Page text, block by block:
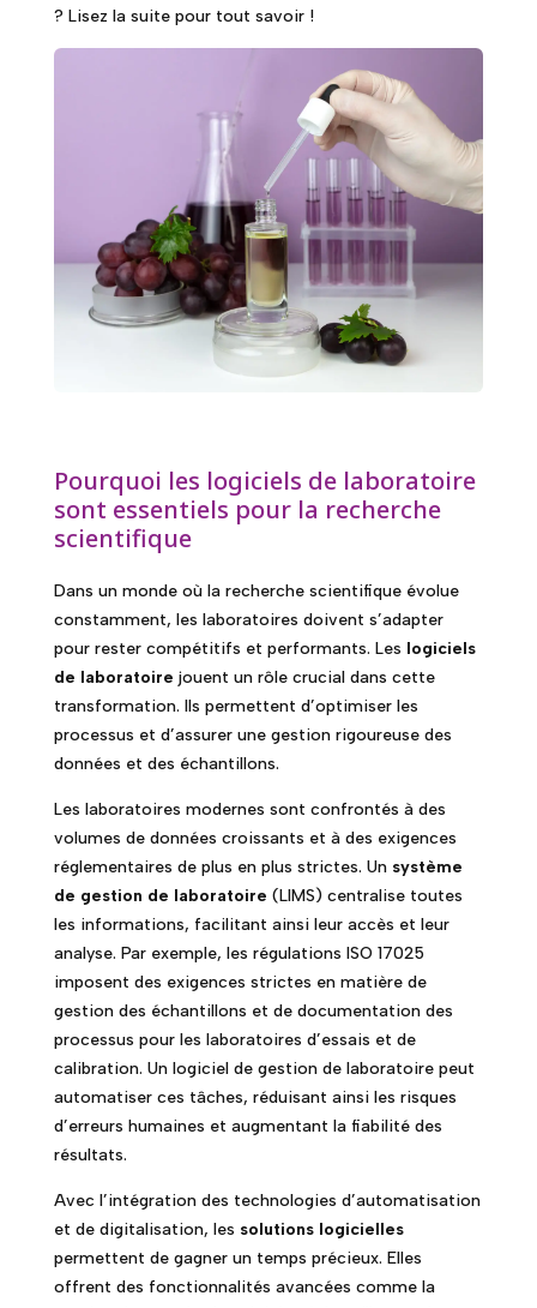
? Lisez la suite pour tout savoir !
Pourquoi les logiciels de laboratoire
sont essentiels pour la recherche
scientifique
Dans un monde où la recherche scientifique évolue
constamment, les laboratoires doivent s’adapter
pour rester compétitifs et performants. Les logiciels
de laboratoire jouent un rôle crucial dans cette
transformation. Ils permettent d’optimiser les
processus et d’assurer une gestion rigoureuse des
données et des échantillons.
Les laboratoires modernes sont confrontés à des
volumes de données croissants et à des exigences
réglementaires de plus en plus strictes. Un système
de gestion de laboratoire (LIMS) centralise toutes
les informations, facilitant ainsi leur accès et leur
analyse. Par exemple, les régulations ISO 17025
imposent des exigences strictes en matière de
gestion des échantillons et de documentation des
processus pour les laboratoires d’essais et de
calibration. Un logiciel de gestion de laboratoire peut
automatiser ces tâches, réduisant ainsi les risques
d’erreurs humaines et augmentant la fiabilité des
résultats.
Avec l’intégration des technologies d’automatisation
et de digitalisation, les solutions logicielles
permettent de gagner un temps précieux. Elles
offrent des fonctionnalités avancées comme la